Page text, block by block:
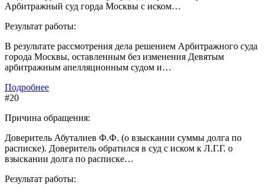
Арбитражный суд горда Москвы с иском…
Результат работы:
В результате рассмотрения дела решением Арбитражного суда
города Москвы, оставленным без изменения Девятым
арбитражным апелляционным судом и…
Подробнее
#20
Причина обращения:
Доверитель Абуталиев Ф.Ф. (о взыскании суммы долга по
расписке). Доверитель обратился в суд с иском к Л.Г.Г. о
взыскании долга по расписке…
Результат работы: